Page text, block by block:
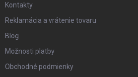
Kontakty
Reklamácia a vrátenie tovaru
Blog
Možnosti platby
Obchodné podmienky